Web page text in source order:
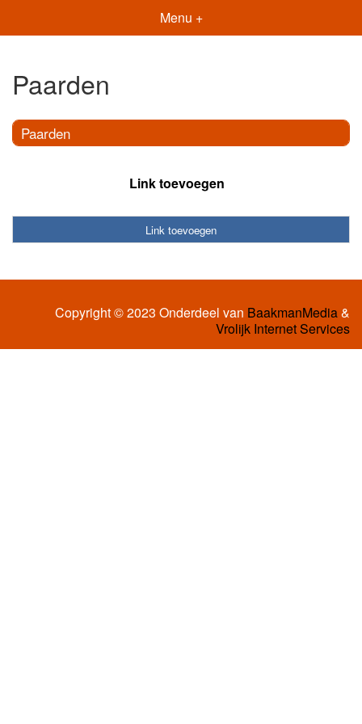
Menu +
Paarden
Paarden
Link toevoegen
Link toevoegen
Copyright © 2023 Onderdeel van BaakmanMedia&
Vrolijk Internet Services